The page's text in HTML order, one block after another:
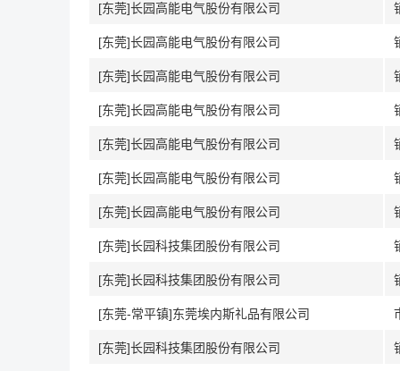
[东莞]长园高能电气股份有限公司
[东莞]长园高能电气股份有限公司
[东莞]长园高能电气股份有限公司
[东莞]长园高能电气股份有限公司
[东莞]长园高能电气股份有限公司
[东莞]长园高能电气股份有限公司
[东莞]长园高能电气股份有限公司
[东莞]长园科技集团股份有限公司
[东莞]长园科技集团股份有限公司
[东莞-常平镇]东莞埃内斯礼品有限公司
[东莞]长园科技集团股份有限公司